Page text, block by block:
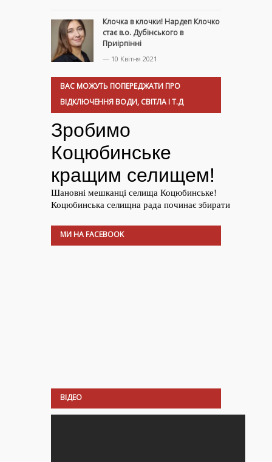
Клочка в клочки! Нардеп Клочко
стає в.о. Дубінського в
Приірпінні
— 10 Квітня 2021
ВАС МОЖУТЬ ПОПЕРЕДЖАТИ ПРО
ВІДКЛЮЧЕННЯ ВОДИ, СВІТЛА І Т.Д
МИ НА FACEBOOK
ВІДЕО